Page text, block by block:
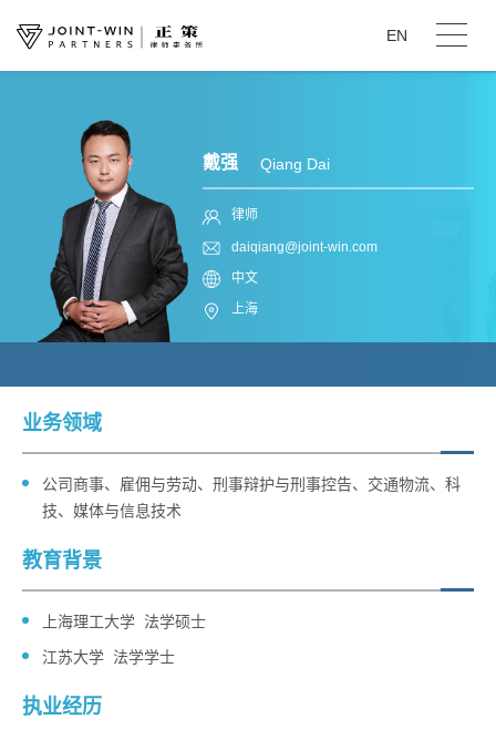
EN
戴强 Qiang Dai
律师
daiqiang@joint-win.com
中文
上海
业务领域
​公司商事、雇佣与劳动、刑事辩护与刑事控告、交通物流、科
技、媒体与信息技术
教育背景
上海理工大学 法学硕士
江苏大学 法学学士
执业经历